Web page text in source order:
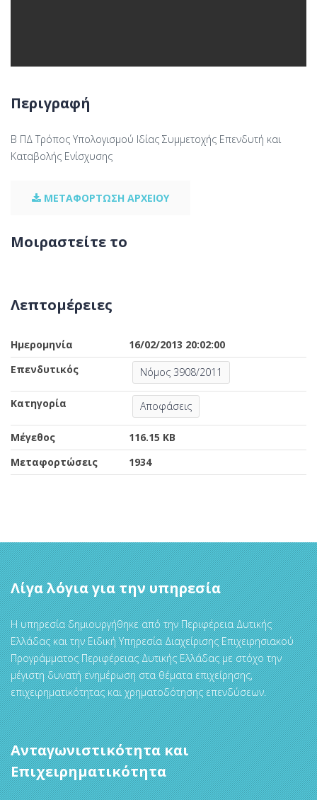
Περιγραφή
Β ΠΔ Τρόπος Υπολογισμού Ιδίας Συμμετοχής Επενδυτή και
Καταβολής Ενίσχυσης
ΜΕΤΑΦΟΡΤΩΣΗ ΑΡΧΕΙΟΥ
Μοιραστείτε το
Λεπτομέρειες
Ημερομηνία
16/02/2013 20:02:00
Επενδυτικός
Νόμος 3908/2011
Κατηγορία Αποφάσεις
Μέγεθος
116.15 KB
Μεταφορτώσεις
1934
Λίγα λόγια για την υπηρεσία
Η υπηρεσία δημιουργήθηκε από την Περιφέρεια Δυτικής
Ελλάδας και την Ειδική Υπηρεσία Διαχείρισης Επιχειρησιακού
Προγράμματος Περιφέρειας Δυτικής Ελλάδας με στόχο την
μέγιστη δυνατή ενημέρωση στα θέματα επιχείρησης,
επιχειρηματικότητας και χρηματοδότησης επενδύσεων.
Ανταγωνιστικότητα και
Επιχειρηματικότητα